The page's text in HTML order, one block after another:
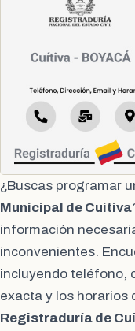
¿Buscas programar
Municipal de Cuítiva
información
inconvenientes.
incluyendo teléfono,
exacta y los horarios
Registraduría de